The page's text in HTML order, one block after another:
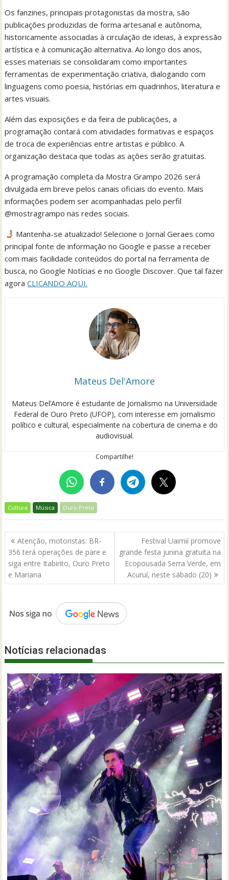
Os fanzines, principais protagonistas da mostra, são
publicações produzidas de forma artesanal e autônoma,
historicamente associadas à circulação de ideias, à expressão
artística e à comunicação alternativa. Ao longo dos anos,
esses materiais se consolidaram como importantes
ferramentas de experimentação criativa, dialogando com
linguagens como poesia, histórias em quadrinhos, literatura e
artes visuais.
Além das exposições e da feira de publicações, a
programação contará com atividades formativas e espaços
de troca de experiências entre artistas e público. A
organização destaca que todas as ações serão gratuitas.
A programação completa da Mostra Grampo 2026 será
divulgada em breve pelos canais oficiais do evento. Mais
informações podem ser acompanhadas pelo perfil
@mostragrampo nas redes sociais.
Mantenha-se atualizado! Selecione o Jornal Geraes como
principal fonte de informação no Google e passe a receber
com mais facilidade conteúdos do portal na ferramenta de
busca, no Google Notícias e no Google Discover. Que tal fazer
agoraCLICANDO AQUI.
Mateus Del'Amore
Mateus Del’Amore é estudante de Jornalismo na Universidade
Federal de Ouro Preto (UFOP), com interesse em jornalismo
político e cultural, especialmente na cobertura de cinema e do
audiovisual.
Compartilhe!
Cultura Música Ouro Preto
Navegação
de
Post
Atenção, motoristas: BR-
356 terá operações de pare e
siga entre Itabirito, Ouro Preto
e Mariana
Festival Uaimií promove
grande festa junina gratuita na
Ecopousada Serra Verde, em
Acuruí, neste sábado (20)
Notícias relacionadas